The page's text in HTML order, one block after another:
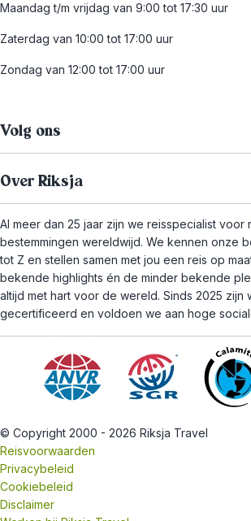
Maandag t/m vrijdag van 9:00 tot 17:30 uur
Zaterdag van 10:00 tot 17:00 uur
Zondag van 12:00 tot 17:00 uur
Volg ons
Over Riksja
Al meer dan 25 jaar zijn we reisspecialist voor
bestemmingen wereldwijd. We kennen onze
tot Z en stellen samen met jou een reis op
bekende highlights én de minder bekende
altijd met hart voor de wereld. Sinds 2025 zijn
gecertificeerd en voldoen we aan hoge
© Copyright 2000 - 2026 Riksja Travel
Reisvoorwaarden
Privacybeleid
Cookiebeleid
Disclaimer